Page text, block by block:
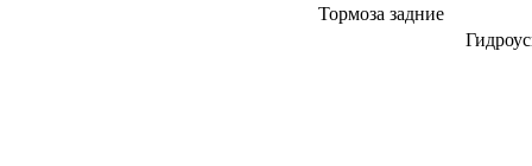
Тормоза задние